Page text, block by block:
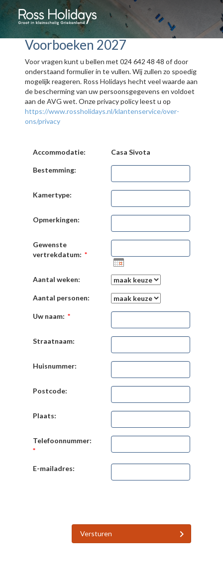
Voorboeken 2027
Voor vragen kunt u bellen met 024 642 48 48 of door
onderstaand formulier in te vullen. Wij zullen zo spoedig
mogelijk reageren. Ross Holidays hecht veel waarde aan
de bescherming van uw persoonsgegevens en voldoet
aan de AVG wet. Onze privacy policy leest u op
https://www.rossholidays.nl/klantenservice/over-
ons/privacy
Accommodatie: Casa Sivota
Bestemming:
Kamertype:
Opmerkingen:
Gewenste
vertrekdatum: *
Aantal weken:
Aantal personen:
Uw naam: *
Straatnaam:
Huisnummer:
Postcode:
Plaats:
Telefoonnummer:
*
E-mailadres:
Versturen